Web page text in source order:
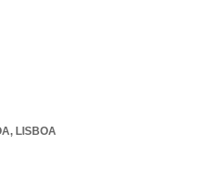
, LISBOA